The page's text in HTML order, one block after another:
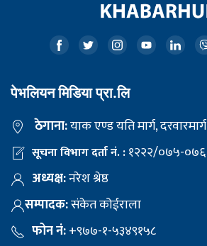
पेभलियन मिडिया प्रा.लि
ठेगाना:याक एण्ड यति मार्ग, दरवारमार्ग
सूचना विभाग दर्ता नं. :१२२२/०७५-०७६
अध्यक्ष:नरेश श्रेष्ठ
सम्पादक:संकेत कोईराला
फोन नं:+९७७-१-५३४९१५८